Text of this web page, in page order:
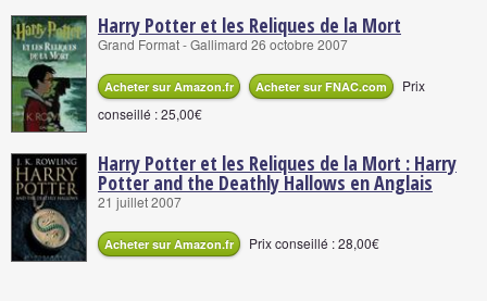
Harry Potter et les Reliques de la Mort
Grand Format - Gallimard 26 octobre 2007
Acheter sur Amazon.fr Acheter sur FNAC.com
Prix
conseillé : 25,00€
Harry Potter et les Reliques de la Mort : Harry
Potter and the Deathly Hallows en Anglais
21 juillet 2007
Acheter sur Amazon.fr Prix conseillé : 28,00€